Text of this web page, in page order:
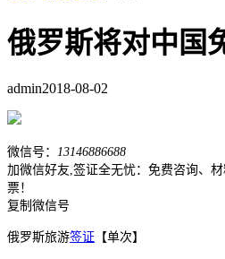
俄罗斯将对中国
admin2018-08-02
微信号：
13146886688
加微信好友,签证全无忧：免费咨询、
票！
复制微信号
俄罗斯旅游签证 【单次】